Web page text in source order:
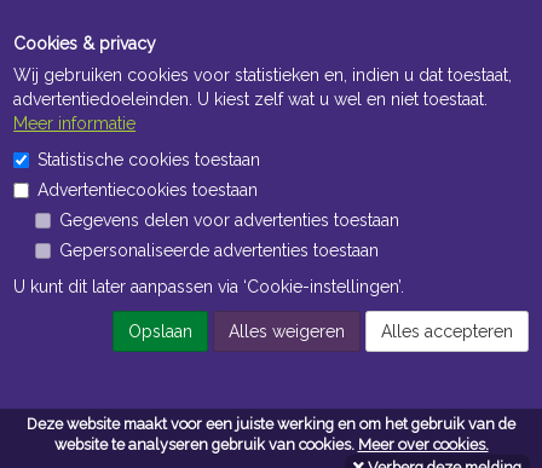
Deze website maakt voor een juiste werking en om het gebruik van de
website te analyseren gebruik van cookies. Meer over cookies.
Openingstijden Kantoor
ma t/m vr 8:30 uur tot 17:00 uur
Openingstijden Magazijn
ma t/m vr 7:00 uur tot 16:30 uur
Algemene voorwaarden
Cookies & privacy
Wij gebruiken cookies voor statistieken en, indien u dat toestaat,
advertentiedoeleinden. U kiest zelf wat u wel en niet toestaat.
Meer informatie
Statistische cookies toestaan
Advertentiecookies toestaan
Gegevens delen voor advertenties toestaan
Gepersonaliseerde advertenties toestaan
U kunt dit later aanpassen via ‘Cookie-instellingen’.
Opslaan Alles weigeren Alles accepteren